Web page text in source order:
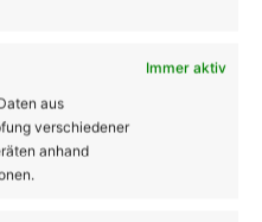
Immer aktiv
aus
verschiedener
anhand